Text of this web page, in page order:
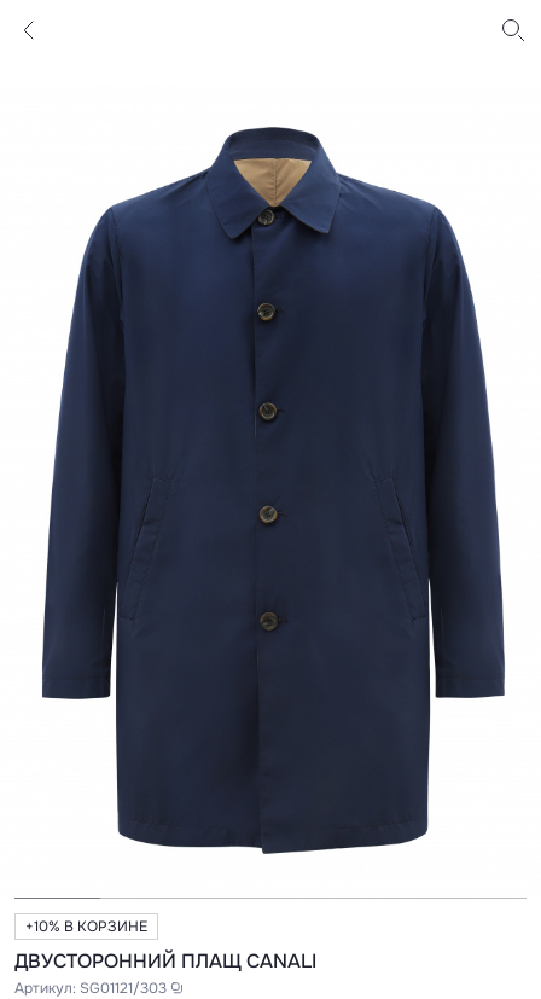
+10% В КОРЗИНЕ
ДВУСТОРОННИЙ ПЛАЩ CANALI
Артикул: SG01121/303